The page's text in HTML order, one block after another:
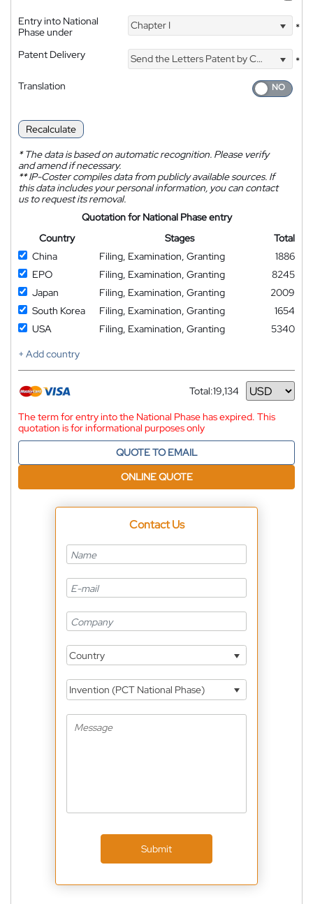
Entry into National
Phase under
Chapter I *
Patent Delivery Send the Letters Patent by Courier
*
Translation
Recalculate
*The data is based on automatic recognition. Please verify
and amend if necessary.
**IP-Coster compiles data from publicly available sources. If
this data includes your personal information, you can contact
us to request its removal.
Quotation for National Phase entry
Country
Stages
Total
China
Filing, Examination, Granting
1886
EPO
Filing, Examination, Granting
8245
Japan
Filing, Examination, Granting
2009
South Korea
Filing, Examination, Granting
1654
USA
Filing, Examination, Granting
5340
+ Add country
Total:19,134
Currency
The term for entry into the National Phase has expired. This
quotation is for informational purposes only
QUOTE TO EMAIL
ONLINE QUOTE
Contact Us
Country
Invention (PCT National Phase)
Submit